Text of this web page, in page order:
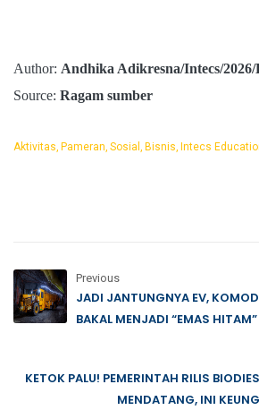
Author: Andhika Adikresna/Intecs/
Source: Ragam sumber
Aktivitas Pameran Sosial Bisnis Intecs
Previous
JADI JANTUNGNYA EV,
BAKAL MENJADI “EMAS HITAM”
KETOK PALU! PEMERINTAH RILIS
MENDATANG, INI